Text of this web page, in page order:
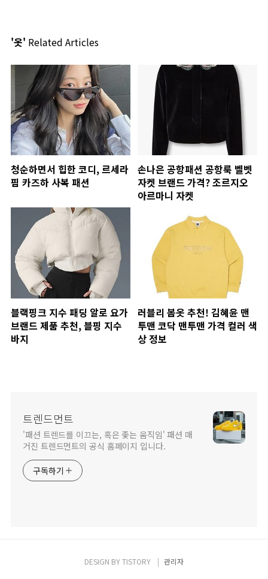
'옷' Related Articles
청순하면서 힙한 코디, 르세라
핌 카즈하 사복 패션
손나은 공항패션 공항룩 벨벳
자켓 브랜드 가격? 조르지오
아르마니 자켓
블랙핑크 지수 패딩 알로 요가
브랜드 제품 추천, 블핑 지수
바지
러블리 봄옷 추천! 김혜윤 맨
투맨 코닥 맨투맨 가격 컬러 색
상 정보
트렌드먼트
'패션 트렌드를 이끄는, 혹은 좇는 움직임' 패션 매
거진 트렌드먼트의 공식 홈페이지 입니다.
구독하기
DESIGN BYTISTORY 관리자